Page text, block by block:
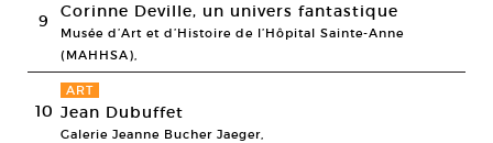
9 Corinne Deville, un univers fantastique
Musée d’Art et d’Histoire de l’Hôpital Sainte-Anne
(MAHHSA),
10
ART
Jean Dubuffet
Galerie Jeanne Bucher Jaeger,